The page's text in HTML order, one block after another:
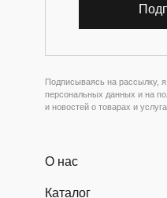
Подписываясь на рассылку,
персональных данных и на
и новостей о товарах и
Каталог
О нас